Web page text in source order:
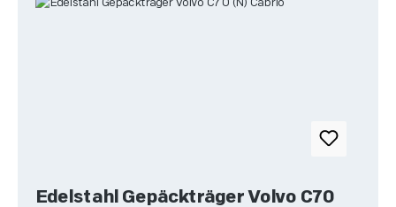
Edelstahl Gepäckträger Volvo C70